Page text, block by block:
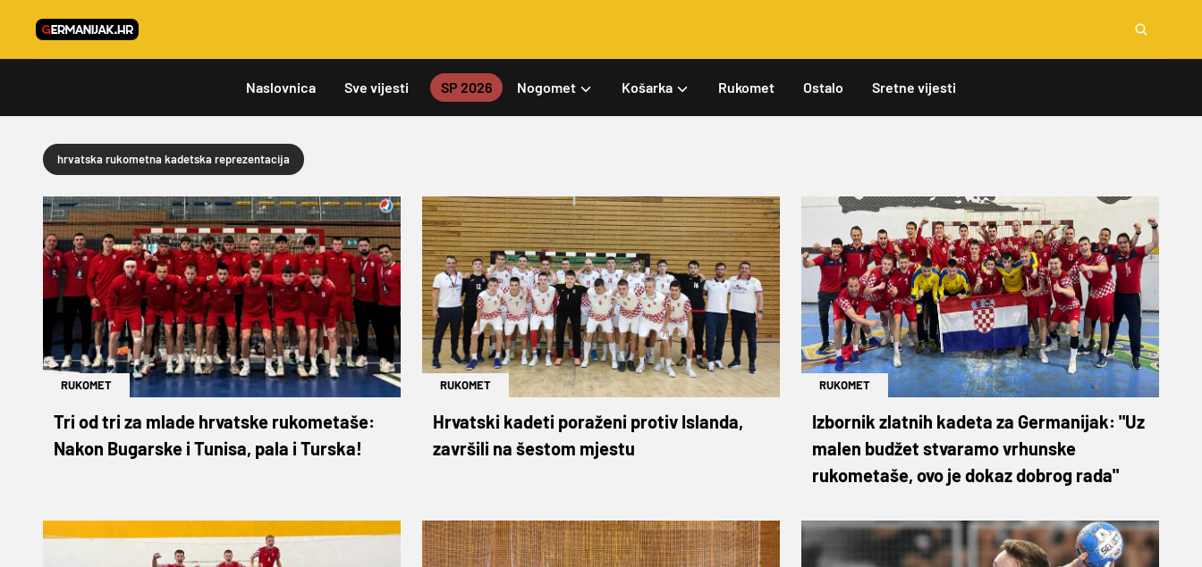
Naslovnica Sve vijesti SP 2026 Nogomet Košarka Rukomet Ostalo Sretne vijesti
hrvatska rukometna kadetska reprezentacija
RUKOMET
Tri od tri za mlade hrvatske rukometaše:
Nakon Bugarske i Tunisa, pala i Turska!
RUKOMET
Hrvatski kadeti poraženi protiv Islanda,
završili na šestom mjestu
RUKOMET
Izbornik zlatnih kadeta za Germanijak: "Uz
malen budžet stvaramo vrhunske
rukometaše, ovo je dokaz dobrog rada"